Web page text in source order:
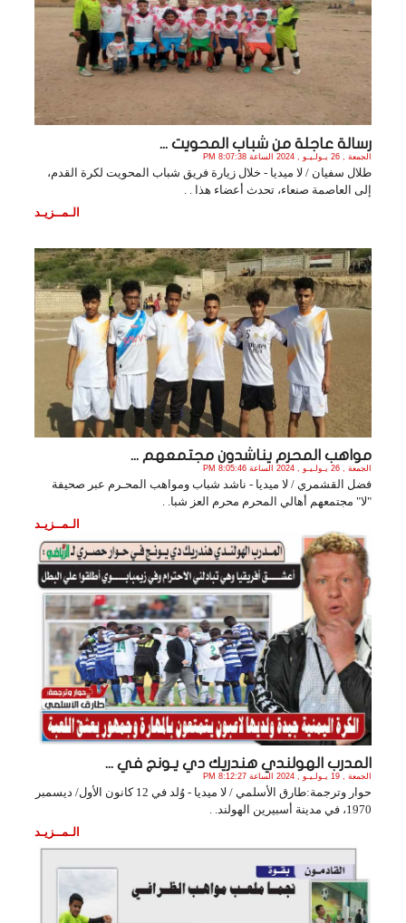
رسالة عاجلة من شباب المحويت ...
الجمعة , 26 يـولـيـو , 2024 الساعة 8:07:38 PM
طلال سفيان / لا ميديا - خلال زيارة فريق شباب المحويت لكرة القدم،
إلى العاصمة صنعاء، تحدث أعضاء هذا . .
الـمــزيـد
مواهب المحرم يناشدون مجتمعهم ...
الجمعة , 26 يـولـيـو , 2024 الساعة 8:05:46 PM
فضل القشمري / لا ميديا - ناشد شباب ومواهب المحـرم عبر صحيفة
"لا" مجتمعهم أهالي المحرم محرم العز شبا. .
الـمــزيـد
المدرب الهولندي هندريك دي يـونج في ...
الجمعة , 19 يـولـيـو , 2024 الساعة 8:12:27 PM
حوار وترجمة:طارق الأسلمي / لا ميديا - وُلد في 12 كانون الأول/ ديسمبر
1970، في مدينة أسبيرين الهولند. .
الـمــزيـد